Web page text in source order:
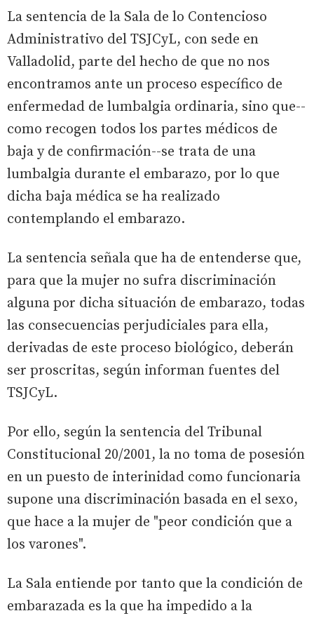
La sentencia de la Sala de lo Contencioso
Administrativo del TSJCyL, con sede en
Valladolid, parte del hecho de que no nos
encontramos ante un proceso específico de
enfermedad de lumbalgia ordinaria, sino que--
como recogen todos los partes médicos de
baja y de confirmación--se trata de una
lumbalgia durante el embarazo, por lo que
dicha baja médica se ha realizado
contemplando el embarazo.
La sentencia señala que ha de entenderse que,
para que la mujer no sufra discriminación
alguna por dicha situación de embarazo, todas
las consecuencias perjudiciales para ella,
derivadas de este proceso biológico, deberán
ser proscritas, según informan fuentes del
TSJCyL.
Por ello, según la sentencia del Tribunal
Constitucional 20/2001, la no toma de posesión
en un puesto de interinidad como funcionaria
supone una discriminación basada en el sexo,
que hace a la mujer de "peor condición que a
los varones".
La Sala entiende por tanto que la condición de
embarazada es la que ha impedido a la